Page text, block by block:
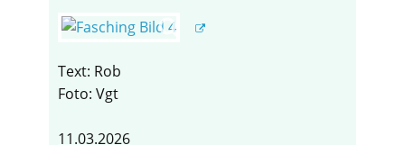
Text: Rob
Foto: Vgt
11.03.2026